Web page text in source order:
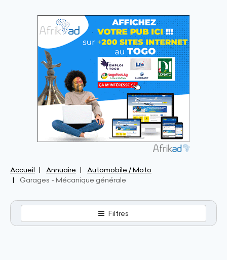
Accueil Annuaire
Automobile / Moto
Garages - Mécanique générale
Filtres